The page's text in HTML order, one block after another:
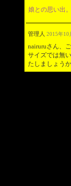
娘との思い出
管理人 2015年10
nairuruさん、
サイズでは無
たしましょう